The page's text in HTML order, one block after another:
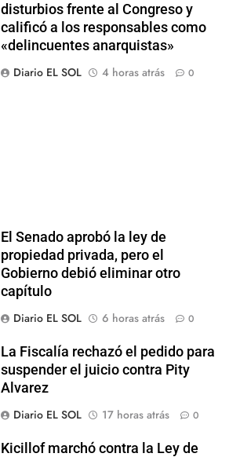
disturbios frente al Congreso y
calificó a los responsables como
«delincuentes anarquistas»
Diario EL SOL
4 horas atrás 0
El Senado aprobó la ley de
propiedad privada, pero el
Gobierno debió eliminar otro
capítulo
Diario EL SOL
6 horas atrás 0
La Fiscalía rechazó el pedido para
suspender el juicio contra Pity
Alvarez
Diario EL SOL
17 horas atrás 0
Kicillof marchó contra la Ley de